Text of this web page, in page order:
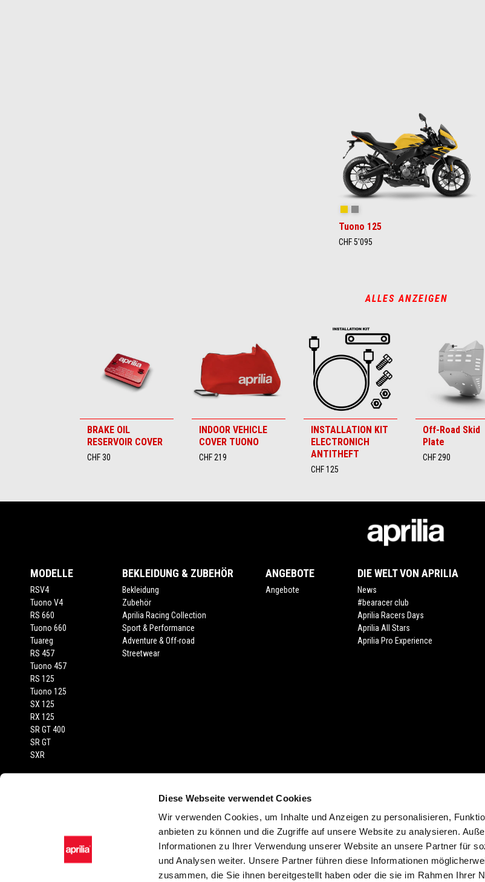
Diese Webseite verwendet Cookies
Wir verwenden Cookies, um Inhalte und Anzeigen zu personalisieren,
anbieten zu können und die Zugriffe auf unsere Website zu analysieren.
Informationen zu Ihrer Verwendung unserer Website an unsere Partner für
und Analysen weiter. Unsere Partner führen diese Informationen
zusammen, die Sie ihnen bereitgestellt haben oder die sie im Rahmen Ihrer
Tuono 125
CHF 5'095
ALLES ANZEIGEN
BRAKE OIL
RESERVOIR COVER
CHF 30
INDOOR VEHICLE
COVER TUONO
CHF 219
INSTALLATION KIT
ELECTRONICH
ANTITHEFT
CHF 125
Off-Road Skid
Plate
CHF 290
MODELLE
RSV4
Tuono V4
RS 660
Tuono 660
Tuareg
RS 457
Tuono 457
RS 125
Tuono 125
SX 125
RX 125
SR GT 400
SR GT
SXR
BEKLEIDUNG & ZUBEHÖR
Bekleidung
Zubehör
Aprilia Racing Collection
Sport & Performance
Adventure & Off-road
Streetwear
ANGEBOTE
Angebote
DIE WELT VON APRILIA
News
#bearacer club
Aprilia Racers Days
Aprilia All Stars
Aprilia Pro Experience
Empfohlene Verkaufspreise inkl. MwSt., Transport und Fahrzeugprüfbericht (Form. 13.20). Zuzüglich individuelle
abgebildeten Fahrzeuge und Zubehörartikel dienen nur zur Darstellung der Farbe. Verfügbarkeiten, eventuelle Abweichungen von
Farbtönen in der Serienausstattung gegenüber der Wiedergabe in Bild sind möglich. Druckfehler, Farbfehler, Irrtümer, Änderungen und
oder stilistischer Änderungen vor. Sämtliche Angaben sind unverbindlich. In verschiedenen Ländern sind aufgrund gesetzlicher
Zubehörartikel und Ausstattungen möglich. Die montagekosten sind nicht im Preis inbegriffen.